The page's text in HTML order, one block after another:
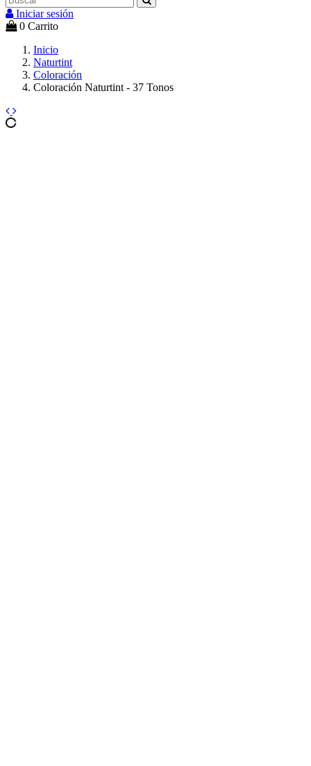
Iniciar sesión
0 Carrito
Inicio
Naturtint
Coloración
Coloración Naturtint - 37 Tonos